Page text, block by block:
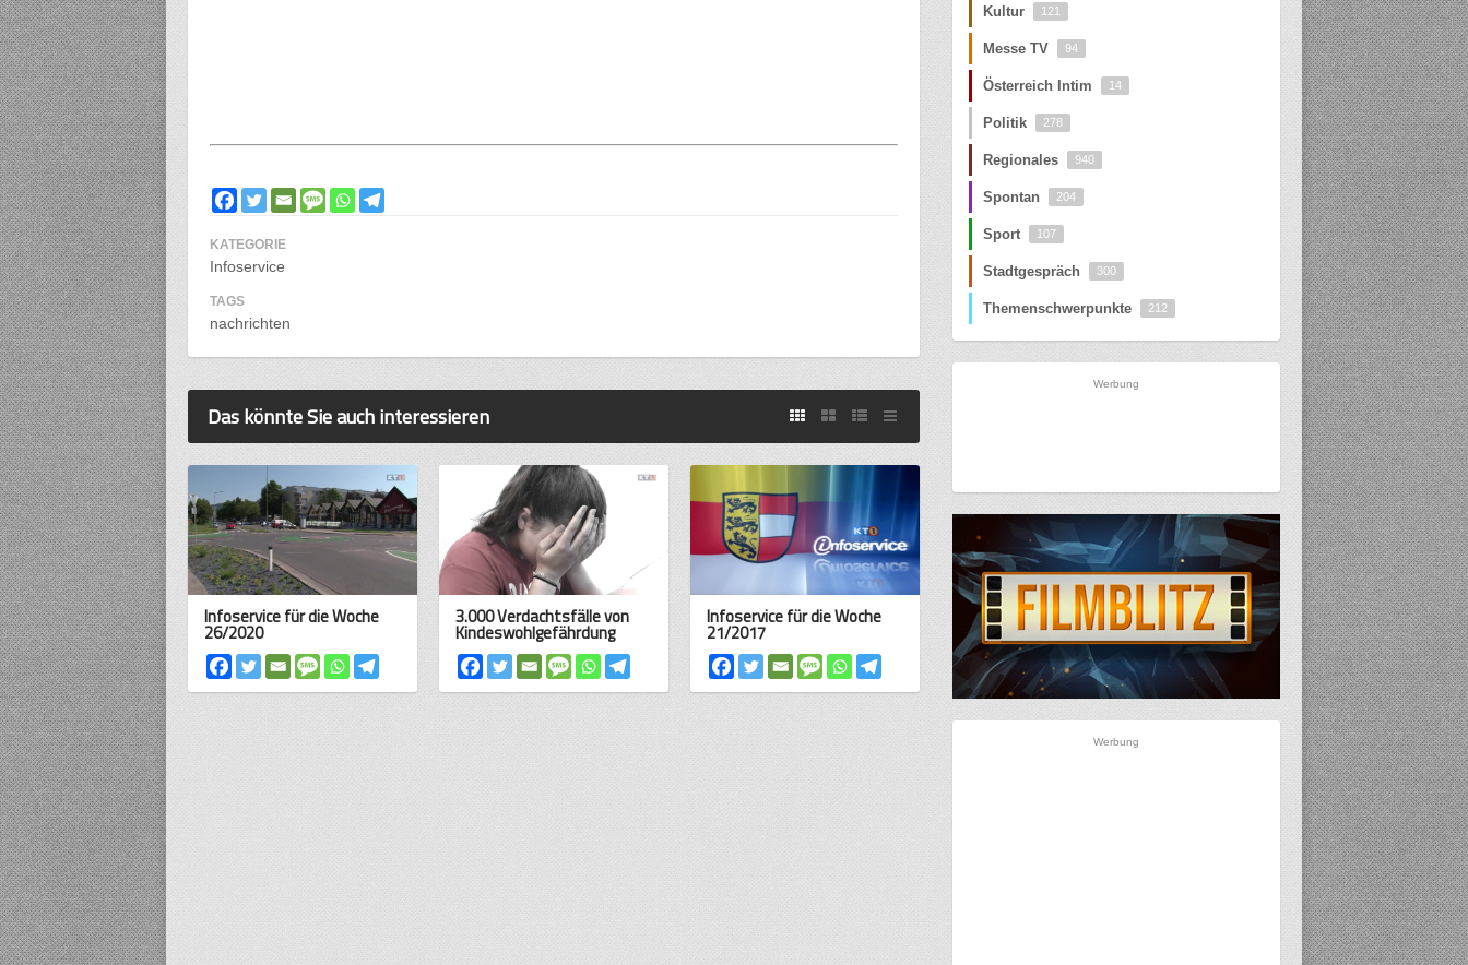
KATEGORIE
Infoservice
TAGS
nachrichten
Das könnte Sie auch interessieren
Infoservice für die Woche
26/2020
3.000 Verdachtsfälle von
Kindeswohlgefährdung
Infoservice für die Woche
21/2017
Kultur 121
Messe TV 94
Österreich Intim 14
Politik 278
Regionales 940
Spontan 204
Sport 107
Stadtgespräch 300
Themenschwerpunkte 212
Werbung
Werbung